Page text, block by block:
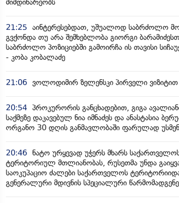
მიმდინარეობს
21:25 აინტერესებდათ, უშუალოდ საბრძოლო
გვქონდა თუ არა შემხებლობა გიორგი
საბრძოლო პოზიციებში გამოირჩა ის თავისი
- კობა კობალაძე
21:06 ვოლოდიმირ ზელენსკი პირველი ვიზიტით
20:54 პროკურორის განცხადებით, გიგა
საქმეზე დაკავებულ ნია იმნაძეს და ანასტასია
ორგანო 30 დღის განმავლობაში ფარულად
20:46 ნატო ურყევად უჭერს მხარს
ტერიტორიულ მთლიანობას, რუსეთმა უნდა
საოკუპაციო ძალები საქართველოს
გენერალური მდივნის სპეციალური